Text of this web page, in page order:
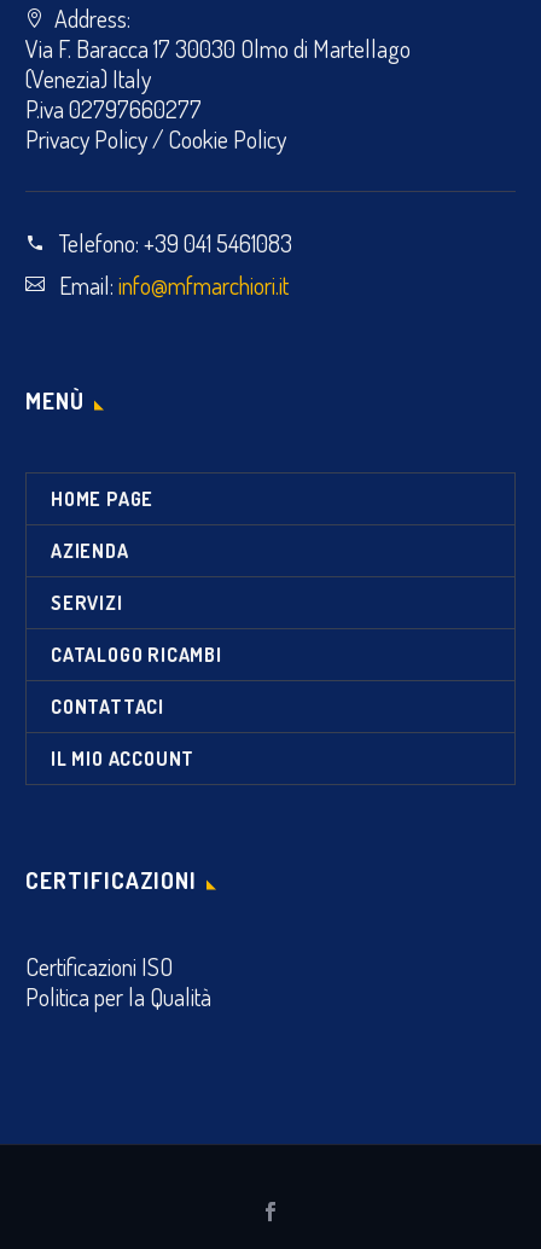
Address:
Via F. Baracca 17 30030 Olmo di Martellago
(Venezia) Italy
P.iva 02797660277
Privacy Policy/Cookie Policy
Telefono:+39 041 5461083
Email:info@mfmarchiori.it
MENÙ
HOME PAGE
AZIENDA
SERVIZI
CATALOGO RICAMBI
CONTATTACI
IL MIO ACCOUNT
CERTIFICAZIONI
Certificazioni ISO
Politica per la Qualità